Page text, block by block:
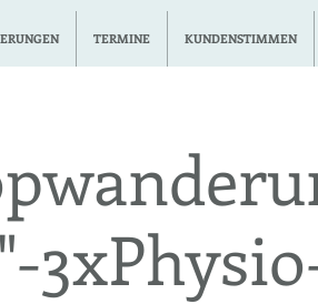
TERMINE KUNDENSTIMMEN